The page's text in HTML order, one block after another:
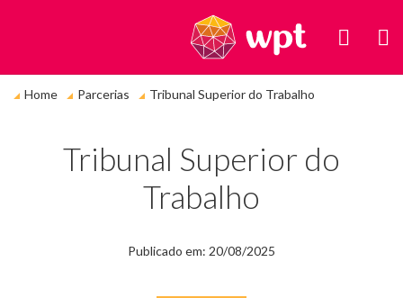
está
Home Parcerias Tribunal Superior do Trabalho
Tribunal Superior do
Trabalho
Publicado em: 20/08/2025